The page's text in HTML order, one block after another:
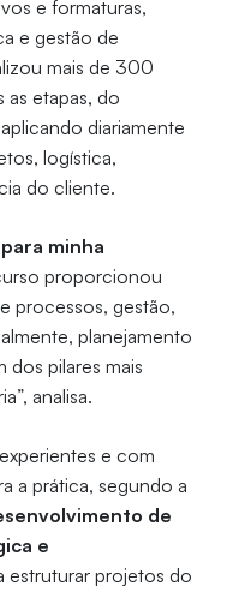
e formaturas,
e gestão de
mais de 300
etapas, do
diariamente
logística,
do cliente.
minha
proporcionou
processos, gestão,
planejamento
pilares mais
analisa.
e com
a prática, segundo a
de
e
estruturar projetos do